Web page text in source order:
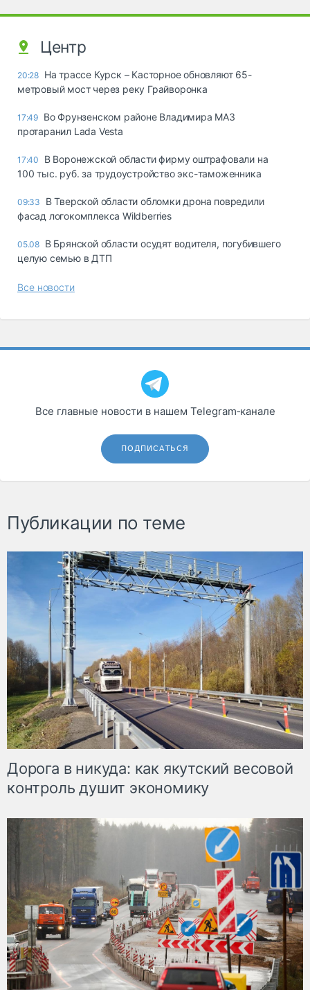
Центр
20:28 На трассе Курск – Касторное обновляют 65-
метровый мост через реку Грайворонка
17:49 Во Фрунзенском районе Владимира МАЗ
протаранил Lada Vesta
17:40
В Воронежской области фирму оштрафовали на
100 тыс. руб. за трудоустройство экс-таможенника
09:33
В Тверской области обломки дрона повредили
фасад логокомплекса Wildberries
05.08 В Брянской области осудят водителя, погубившего
целую семью в ДТП
Все новости
Все главные новости в нашем Telegram‑канале
ПОДПИСАТЬСЯ
Публикации по теме
Дорога в никуда: как якутский весовой
контроль душит экономику